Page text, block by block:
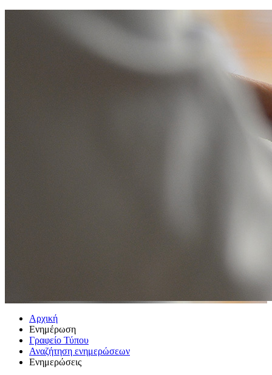
Αρχική
Ενημέρωση
Γραφείο Τύπου
Αναζήτηση ενημερώσεων
Ενημερώσεις